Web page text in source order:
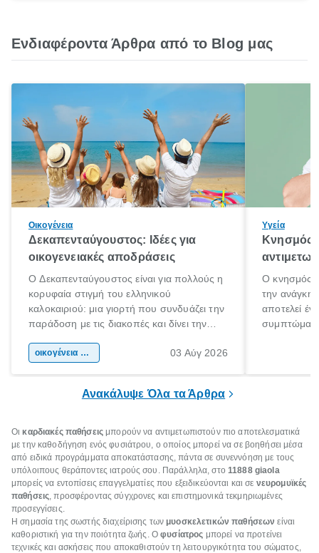
Ενδιαφέροντα Άρθρα από το Blog μας
Οικογένεια
Δεκαπενταύγουστος: Ιδέες για
οικογενειακές αποδράσεις
Ο Δεκαπενταύγουστος είναι για πολλούς η
κορυφαία στιγμή του ελληνικού
καλοκαιριού: μια γιορτή που συνδυάζει την
παράδοση με τις διακοπές και δίνει την
χώρας. Είτε πρόκειται για λίγες μέρες
οικογένεια & παιδί 03 Αύγ 2026
Υγεία
Κνησμός:
Ο κνησμός
την ανάγκη
αποτελεί
Ανακάλυψε Όλα τα Άρθρα
Οι καρδιακές παθήσειςμπορούν να αντιμετωπιστούν πιο αποτελεσματικά
με την καθοδήγηση ενός φυσιάτρου, ο οποίος μπορεί να σε βοηθήσει μέσα
από ειδικά προγράμματα αποκατάστασης, πάντα σε συνεννόηση με τους
υπόλοιπους θεράποντες ιατρούς σου. Παράλληλα, στο11888 giaola
μπορείς να εντοπίσεις επαγγελματίες που εξειδικεύονται και σε νευρομυϊκές
παθήσεις, προσφέροντας σύγχρονες και επιστημονικά τεκμηριωμένες
προσεγγίσεις.
Η σημασία της σωστής διαχείρισης των μυοσκελετικών παθήσεων είναι
καθοριστική για την ποιότητα ζωής. Οφυσίατρος μπορεί να προτείνει
τεχνικές και ασκήσεις που αποκαθιστούν τη λειτουργικότητα του σώματος,